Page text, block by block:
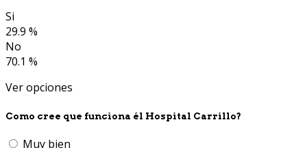
Si
29.9 %
No
70.1 %
Ver opciones
Como cree que funciona él Hospital Carrillo?
Muy bien